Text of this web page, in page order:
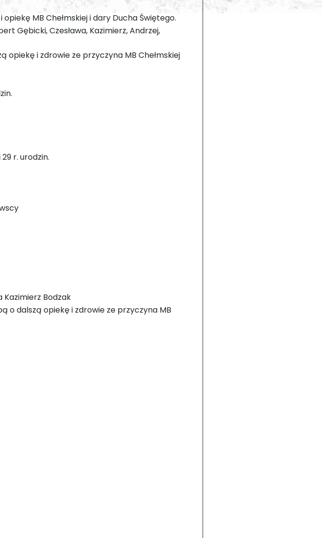
opiekę MB Chełmskiej i dary Ducha Świętego.
Gębicki, Czesława, Kazimierz, Andrzej,
opiekę i zdrowie ze przyczyna MB Chełmskiej
r. urodzin.
Kazimierz Bodzak
o dalszą opiekę i zdrowie ze przyczyna MB